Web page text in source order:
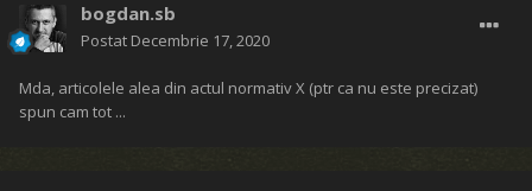
bogdan.sb
Postat Decembrie 17, 2020
Mda, articolele alea din actul normativ X (ptr ca nu este precizat)
spun cam tot ...